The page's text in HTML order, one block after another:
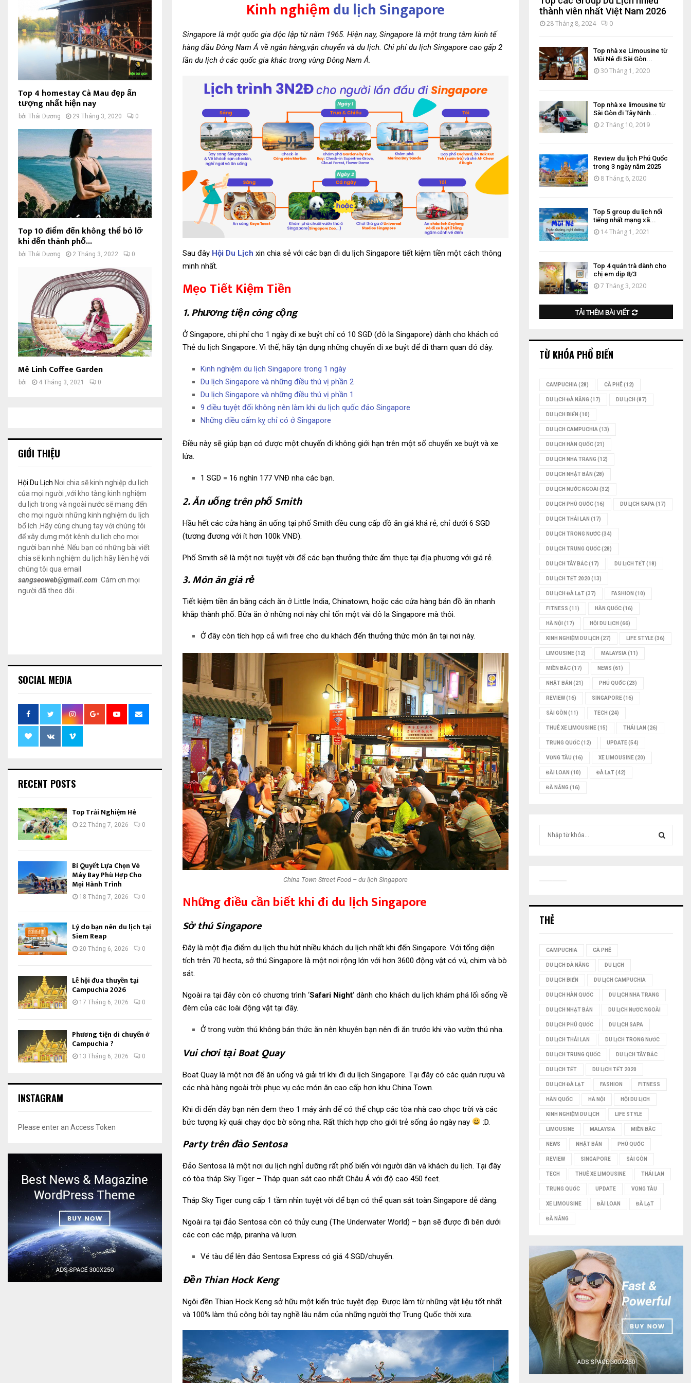
Kinh nghiệmdu lịch Singapore
Singapore là một quốc gia độc lập từ năm 1965. Hiện nay, Singapore là một trung tâm kinh tế
hàng đầu Đông Nam Á về ngân hàng,vận chuyển và du lịch. Chi phí du lịch Singapore cao gấp 2
lần du lịch ở các quốc gia khác trong vùng Đông Nam Á.
Sau đây Hội Du Lịch xin chia sẻ với các bạn đi du lịch Singapore tiết kiệm tiền một cách thông
minh nhất.
Mẹo Tiết Kiệm Tiền
1. Phương tiện công cộng
Ở Singapore, chi phí cho 1 ngày đi xe buýt chỉ có 10 SGD (đô la Singapore) dành cho khách có
Thẻ du lịch Singapore. Vì thế, hãy tận dụng những chuyến đi xe buýt để đi tham quan đó đây.
Kinh nghiệm du lịch Singapore trong 1 ngày
Du lịch Singapore và những điều thú vị phần 2
Du lịch Singapore và những điều thú vị phần 1
9 điều tuyệt đối không nên làm khi du lịch quốc đảo Singapore
Những điều cấm kỵ chỉ có ở Singapore
Điều này sẽ giúp bạn có được một chuyến đi không giới hạn trên một số chuyến xe buýt và xe
lửa.
1 SGD = 16 nghìn 177 VNĐ nha các bạn.
2. Ăn uống trên phố Smith
Hầu hết các cửa hàng ăn uống tại phố Smith đều cung cấp đồ ăn giá khá rẻ, chỉ dưới 6 SGD
(tương đương với ít hơn 100k VNĐ).
Phố Smith sẽ là một nơi tuyệt vời để các bạn thưởng thức ẩm thực tại địa phương với giá rẻ.
3. Món ăn giá rẻ
Tiết kiệm tiền ăn bằng cách ăn ở Little India, Chinatown, hoặc các cửa hàng bán đồ ăn nhanh
khắp thành phố. Bữa ăn ở những nơi này chỉ tốn một vài đô la Singapore mà thôi.
Ở đây còn tích hợp cả wifi free cho du khách đến thưởng thức món ăn tại nơi này.
China Town Street Food – du lịch Singapore
Những điều cần biết khi đi du lịch Singapore
Sở thú Singapore
Đây là một địa điểm du lịch thu hút nhiều khách du lịch nhất khi đến Singapore. Với tổng diện
tích trên 70 hecta, sở thú Singapore là một nơi rộng lớn với hơn 3600 động vật có vú, chim và bò
sát.
Ngoài ra tại đây còn có chương trình ‘Safari Night‘ dành cho khách du lịch khám phá lối sống về
đêm của các loài động vật tại đây.
Ở trong vườn thú không bán thức ăn nên khuyên bạn nên đi ăn trước khi vào vườn thú nha.
Vui chơi tại Boat Quay
Boat Quay là một nơi để ăn uống và giải trí khi đi du lịch Singapore. Tại đây có các quán rượu và
các nhà hàng ngoài trời phục vụ các món ăn cao cấp hơn khu China Town.
Khi đi đến đây bạn nên đem theo 1 máy ảnh để có thể chụp các tòa nhà cao chọc trời và các
bức tượng kỳ quái chạy dọc bờ sông nha. Rất thích hợp cho giới trẻ sống ảo ngày nay
:D.
Party trên đảo Sentosa
Đảo Sentosa là một nơi du lịch nghỉ dưỡng rất phổ biến với người dân và khách du lịch. Tại đây
có tòa tháp Sky Tiger – Tháp quan sát cao nhất Châu Á với độ cao 450 feet.
Tháp Sky Tiger cung cấp 1 tầm nhìn tuyệt vời để bạn có thể quan sát toàn Singapore dễ dàng.
Ngoài ra tại đảo Sentosa còn có thủy cung (The Underwater World) – bạn sẽ được đi bên dưới
các con các mập, piranha và lươn.
Vé tàu để lên đảo Sentosa Express có giá 4 SGD/chuyến.
Đền Thian Hock Keng
Ngôi đền Thian Hock Keng sở hữu một kiến trúc tuyệt đẹp. Được làm từ những vật liệu tốt nhất
và 100% làm thủ công bởi tay nghề lâu năm của những người thợ Trung Quốc thời xưa.
Top 4 homestay Cà Mau đẹp ấn
tượng nhất hiện nay
bởi Thái Dương 29 Tháng 3, 2020 0
Top 10 điểm đến không thể bỏ lỡ
khi đến thành phố...
bởi Thái Dương 2 Tháng 3, 2022 0
Mê Linh Coffee Garden
bởi 4 Tháng 3, 2021 0
GIỚI THIỆU
Hội Du Lịch Nơi chia sẽ kinh nghiệp du lịch
của mọi người ,với kho tàng kinh nghiệm
du lịch trong và ngoài nước sẽ mang đến
cho mọi người những kinh nghiệm du lịch
bổ ích .Hãy cùng chung tay với chúng tôi
để xây dựng một kênh du lịch cho mọi
người bạn nhé. Nếu bạn có những bài viết
chia sẽ kinh nghiệm du lịch hãy liên hệ với
chúng tôi qua email
sangseoweb@gmail.com .Cám ơn mọi
người đã theo dõi .
SOCIAL MEDIA
RECENT POSTS
Top Trải Nghiệm Hè
22 Tháng 7, 2026 0
Bí Quyết Lựa Chọn Vé
Máy Bay Phù Hợp Cho
Mọi Hành Trình
18 Tháng 7, 2026 0
Lý do bạn nên du lịch tại
Siem Reap
20 Tháng 6, 2026 0
Lễ hội đua thuyền tại
Campuchia 2026
17 Tháng 6, 2026 0
Phương tiện di chuyển ở
Campuchia ?
13 Tháng 6, 2026 0
INSTAGRAM
Please enter an Access Token
thành viên nhất Việt Nam 2026
28 Tháng 8, 2024 0
Top nhà xe Limousine từ
Mũi Né đi Sài Gòn...
30 Tháng 1, 2020
Top nhà xe limousine từ
Sài Gòn đi Tây Ninh...
2 Tháng 10, 2019
Review du lịch Phú Quốc
trong 3 ngày năm 2025
8 Tháng 6, 2020
Top 5 group du lịch nổi
tiếng nhất mạng xã...
14 Tháng 1, 2021
Top 4 quán trà dành cho
chị em dịp 8/3
7 Tháng 3, 2020
TẢI THÊM BÀI VIẾT
TỪ KHÓA PHỔ BIẾN
CAMPUCHIA (28) CÀ PHÊ(12)
DU LỊCH ĐÀ NẴNG (17) DU LỊCH (87)
DU LỊCH BIỂN (10)
DU LỊCH CAMPUCHIA (13)
DU LỊCH HÀN QUỐC(21)
DU LỊCH NHA TRANG (12)
DU LỊCH NHẬT BẢN (28)
DU LỊCH NƯỚC NGOÀI (32)
DU LỊCH PHÚ QUỐC(16) DU LỊCH SAPA (17)
DU LỊCH THÁI LAN (17)
DU LỊCH TRONG NƯỚC(34)
DU LỊCH TRUNG QUỐC(28)
DU LỊCH TÂY BẮC(17) DU LỊCH TẾT(18)
DU LỊCH TẾT 2020 (13)
DU LỊCH ĐÀ LẠT(37) FASHION (10)
FITNESS (11) HÀN QUỐC(16)
HÀ NỘI (17) HỘI DU LỊCH (66)
KINH NGHIỆM DU LỊCH (27) LIFE STYLE(36)
LIMOUSINE(12) MALAYSIA (11)
MIỀN BẮC(17) NEWS (61)
NHẬT BẢN (21) PHÚ QUỐC(23)
REVIEW(16) SINGAPORE(16)
SÀI GÒN (11) TECH (24)
THUÊ XE LIMOUSINE(15) THÁI LAN (26)
TRUNG QUỐC(12) UPDATE(54)
VŨNG TÀU (16) XE LIMOUSINE(20)
ĐÀI LOAN (10) ĐÀ LẠT(42)
ĐÀ NẴNG (16)
:
THẺ
CAMPUCHIA CÀ PHÊ
DU LỊCH ĐÀ NẴNG DU LỊCH
DU LỊCH BIỂN DU LỊCH CAMPUCHIA
DU LỊCH HÀN QUỐC DU LỊCH NHA TRANG
DU LỊCH NHẬT BẢN DU LỊCH NƯỚC NGOÀI
DU LỊCH PHÚ QUỐC DU LỊCH SAPA
DU LỊCH THÁI LAN DU LỊCH TRONG NƯỚC
DU LỊCH TRUNG QUỐC DU LỊCH TÂY BẮC
DU LỊCH TẾT DU LỊCH TẾT 2020
DU LỊCH ĐÀ LẠT FASHION FITNESS
HÀN QUỐC HÀ NỘI HỘI DU LỊCH
KINH NGHIỆM DU LỊCH LIFE STYLE
LIMOUSINE MALAYSIA MIỀN BẮC
NEWS NHẬT BẢN PHÚ QUỐC
REVIEW SINGAPORE SÀI GÒN
TECH THUÊ XE LIMOUSINE THÁI LAN
TRUNG QUỐC UPDATE VŨNG TÀU
XE LIMOUSINE ĐÀI LOAN ĐÀ LẠT
ĐÀ NẴNG